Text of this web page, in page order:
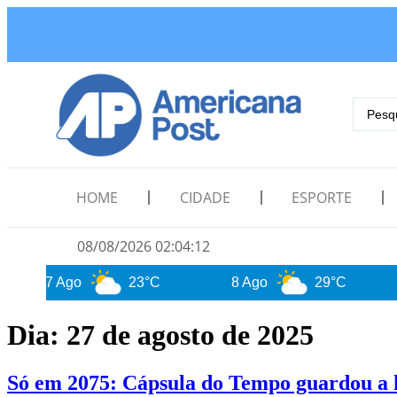
HOME CIDADE ESPORTE
08/08/2026 02:04:13
23°C 29°C
Dia: 27 de agosto de 2025
Só em 2075: Cápsula do Tempo guardou